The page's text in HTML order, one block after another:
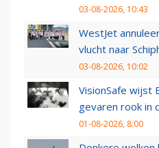
03-08-2026, 10:43
WestJet
vlucht naar
03-08-2026, 10:02
VisionSafe wijst
gevaren rook in
01-08-2026, 8:00